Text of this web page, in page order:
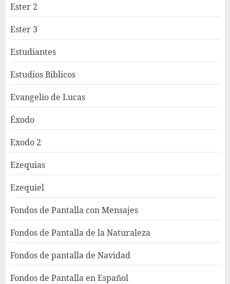
Ester 2
Ester 3
Estudiantes
Estudios Biblicos
Evangelio de Lucas
Éxodo
Exodo 2
Ezequias
Ezequiel
Fondos de Pantalla con Mensajes
Fondos de Pantalla de la Naturaleza
Fondos de pantalla de Navidad
Fondos de Pantalla en Español